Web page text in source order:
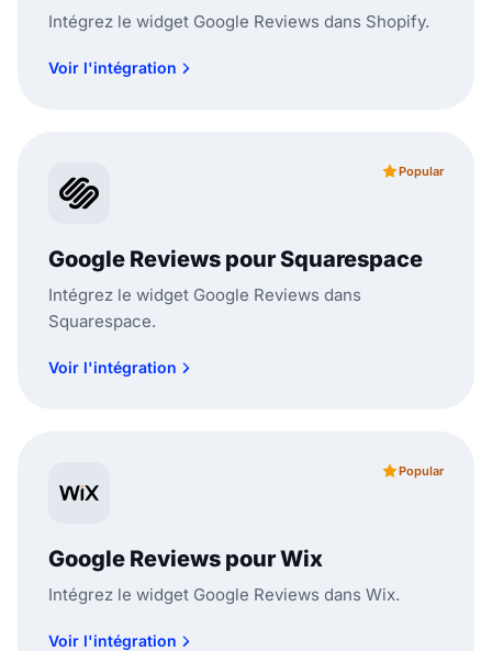
Intégrez le widget Google Reviews dans Shopify.
Voir l'intégration
Popular
Google Reviews pour Squarespace
Intégrez le widget Google Reviews dans
Squarespace.
Voir l'intégration
Popular
Google Reviews pour Wix
Intégrez le widget Google Reviews dans Wix.
Voir l'intégration